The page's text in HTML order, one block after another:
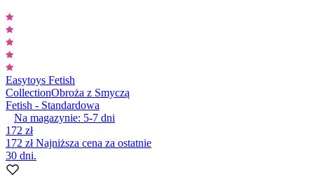
Easytoys Fetish
CollectionObroża z Smyczą
Fetish - Standardowa
Na magazynie: 5-7 dni
172 zł
172 złNajniższa cena za ostatnie
30 dni.